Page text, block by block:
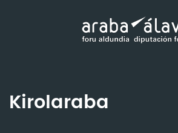
Kirolaraba